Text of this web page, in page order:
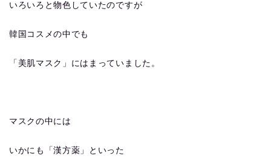
いろいろと物色していたのですが
韓国コスメの中でも
「美肌マスク」にはまっていました。
マスクの中には
いかにも「漢方薬」といった